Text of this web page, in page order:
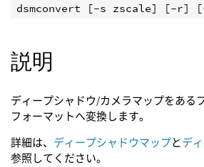
dsmconvert [-s zscale] [-r] [
説明
ディープシャドウ/カメラマップをある
フォーマットへ変換します。
詳細は、 ディープシャドウマップとデ
参照してください。